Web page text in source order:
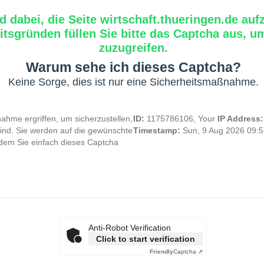
dabei, die Seite wirtschaft.thueringen.de
füllen Sie bitte das Captcha aus,
zuzugreifen.
Warum sehe ich dieses Captcha?
Keine Sorge, dies ist nur eine Sicherheitsmaßnahme.
ergriffen, um sicherzustellen,
Sie werden auf die gewünschte
Sie einfach dieses Captcha
ID: 1175786106, Your IP
Timestamp: Sun, 9 Aug 2026
Anti-Robot Verification
Click to start verification
FriendlyCaptcha ⇗